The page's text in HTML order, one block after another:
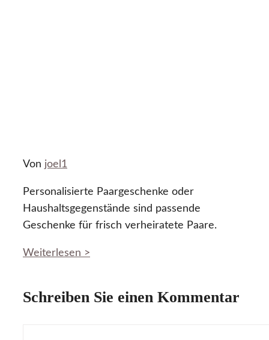
Von joel1
Personalisierte Paargeschenke oder
Haushaltsgegenstände sind passende
Geschenke für frisch verheiratete Paare.
Weiterlesen >
Schreiben Sie einen Kommentar